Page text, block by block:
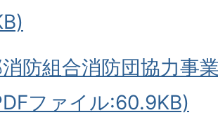
防組合消防団協力事
ファイル:60.9KB)